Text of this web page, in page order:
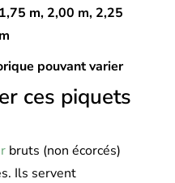
m, 2,00 m, 2,25
pouvant varier
ces piquets
bruts (non écorcés)
Ils servent